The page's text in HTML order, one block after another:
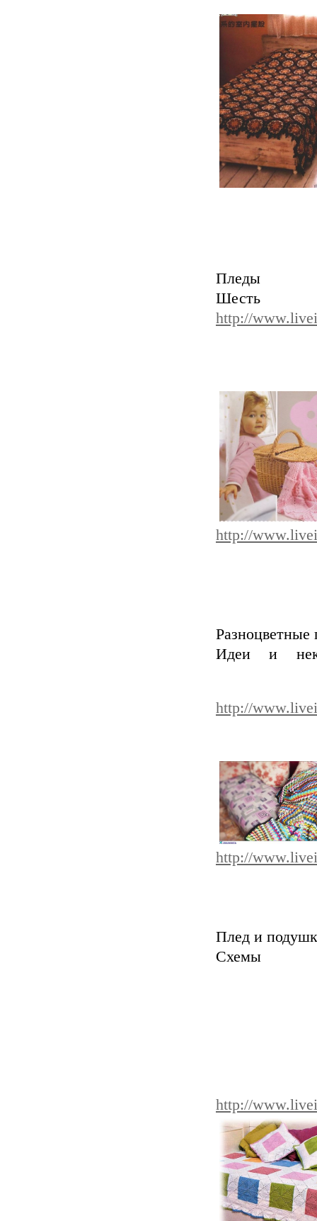
Пледы
Шесть
http://
http://
Разноцветные
Идеи и
http://
http://
Плед и
http://